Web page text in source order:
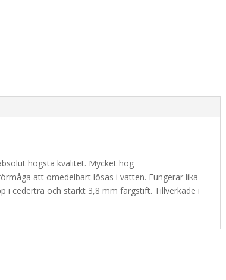
högsta kvalitet. Mycket hög
att omedelbart lösas i vatten. Fungerar lika
i cederträ och starkt 3,8 mm färgstift. Tillverkade i